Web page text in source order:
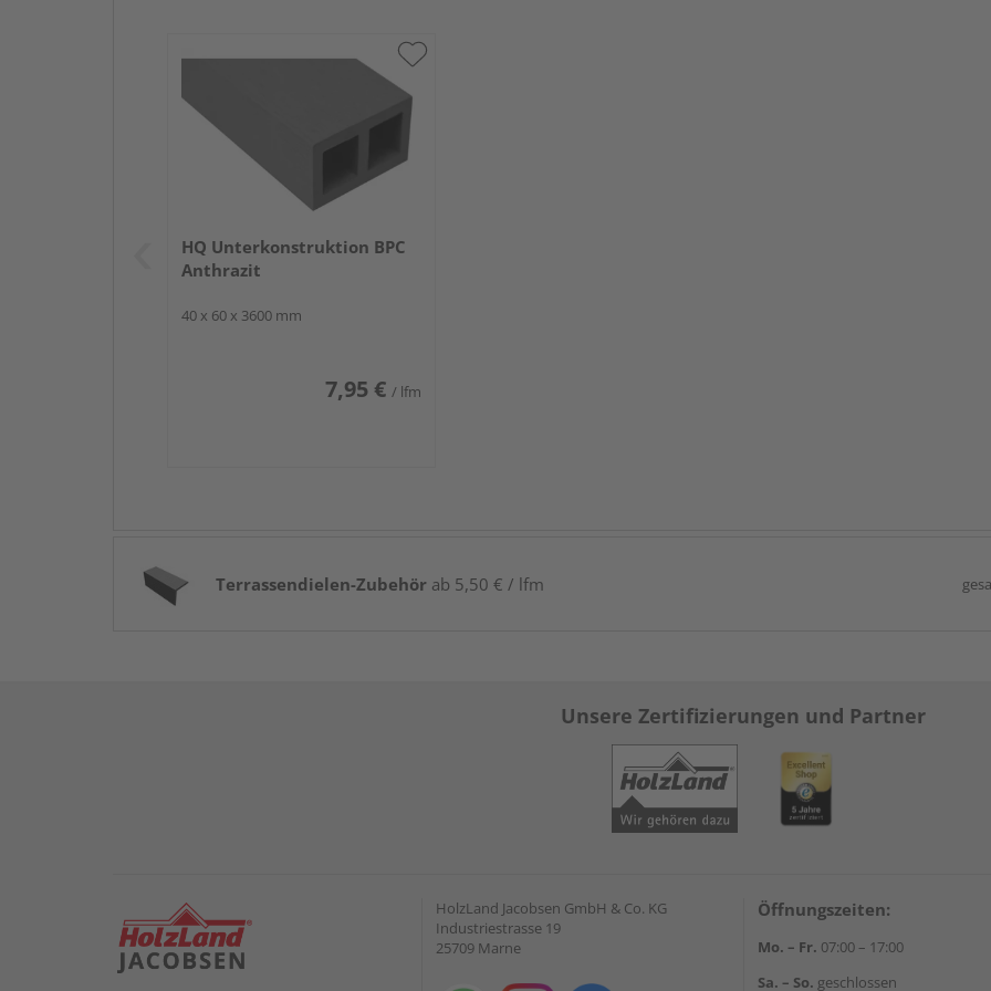
und das seit 1998. Auf Basis dieser
langjährigen Erfahrung
Sortimente deshalb ganz und gar gerecht. Überzeugen Sie sich selbst, indem Sie sich eine der modernen
Terrassendiele BPC „Miru“ in Anthrazit.
HQ Unterkonstruktion BPC
Anthrazit
40 x 60 x 3600 mm
7,95 € / lfm
Terrassendielen-Zubehör ab 5,50 € / lfm
Unsere Zertifizierungen und Partner
HolzLand Jacobsen GmbH & Co. KG
Industriestrasse 19
25709 Marne
Öffnungszeiten:
Mo. – Fr. 07:00 – 17:00
Sa. – So. geschlossen